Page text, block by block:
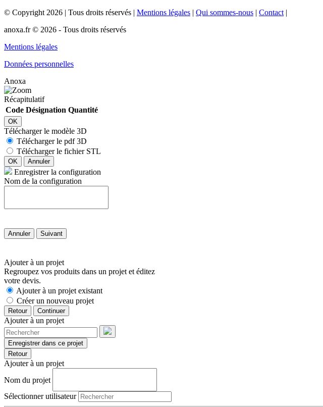
© Copyright 2026 | Tous droits réservés | Mentions légales | Qui sommes-nous | Contact |
anoxa.fr © 2026 - Tous droits réservés
Mentions légales
Données personnelles
Anoxa
Récapitulatif
Code Désignation Quantité
OK
Télécharger le modèle 3D
Télécharger le pdf 3D
Télécharger le fichier STL
OK Annuler
Enregistrer la configuration
Nom de la configuration
Annuler Suivant
Ajouter à un projet
Regroupez vos produits dans un projet et éditez
votre devis.
Ajouter à un projet existant
Créer un nouveau projet
Retour Continuer
Ajouter à un projet
Enregistrer dans ce projet
Retour
Ajouter à un projet
Nom du projet
Sélectionner utilisateur